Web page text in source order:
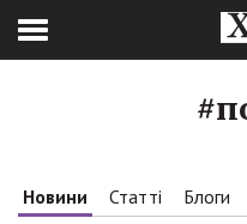
Новини Статті Блоги